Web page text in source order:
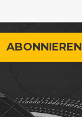
ABONNIEREN